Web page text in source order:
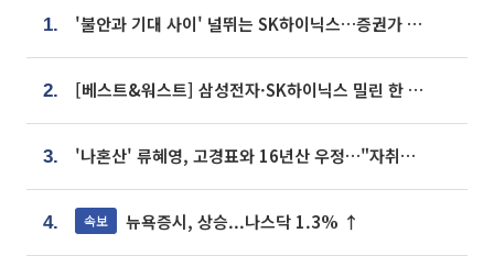
1. '불안과 기대 사이' 널뛰는 SK하이닉스…증권가 "HBM4·LTA 기반 펀터멘털 견고"
2. [베스트&워스트] 삼성전자·SK하이닉스 밀린 한 주…상상인증권은 85% 급등
3. '나혼산' 류혜영, 고경표와 16년산 우정…"자취방서 부모님과 마주쳐"
4. 속보 뉴욕증시, 상승...나스닥 1.3% ↑